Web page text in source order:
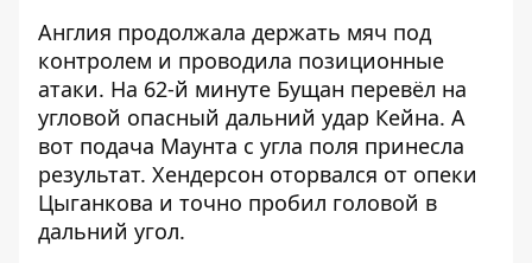
Англия продолжала держать мяч под
контролем и проводила позиционные
атаки. На 62-й минуте Бущан перевёл на
угловой опасный дальний удар Кейна. А
вот подача Маунта с угла поля принесла
результат. Хендерсон оторвался от опеки
Цыганкова и точно пробил головой в
дальний угол.